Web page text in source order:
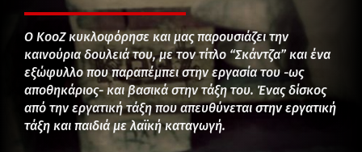
Ο KooZ κυκλοφόρησε και μας παρουσιάζει την
καινούρια δουλειά του, με τον τίτλο “Σκάντζα” και ένα
εξώφυλλο που παραπέμπει στην εργασία του -ως
αποθηκάριος- και βασικά στην τάξη του. Ένας δίσκος
από την εργατική τάξη που απευθύνεται στην εργατική
τάξη και παιδιά με λαϊκή καταγωγή.